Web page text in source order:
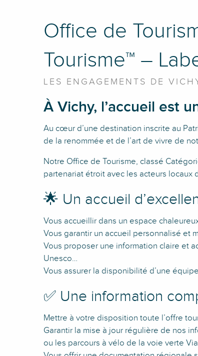
Office de
Tourisme™ –
LES ENGAGEMENTS DE
À Vichy, l’accueil est
Au cœur d’une destination inscrite au
de la renommée et de l’art de vivre de
Notre Office de Tourisme, classé
partenariat étroit avec les acteurs locaux
🌟 Un accueil
Vous accueillir dans un espace
Vous garantir un accueil personnalisé et
Vous proposer une information claire et
Unesco…
Vous assurer la disponibilité d’une
✅ Une information
Mettre à votre disposition toute l’offre
Garantir la mise à jour régulière de nos
ou les parcours à vélo de la voie verte